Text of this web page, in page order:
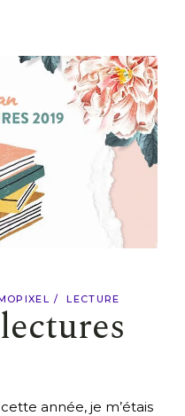
LECTURE
année, je m’étais